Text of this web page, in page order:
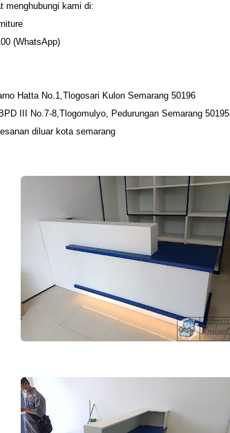
menghubungi kami di:
(WhatsApp)
Hatta No.1,Tlogosari Kulon Semarang 50196
III No.7-8,Tlogomulyo, Pedurungan Semarang 50195
diluar kota semarang